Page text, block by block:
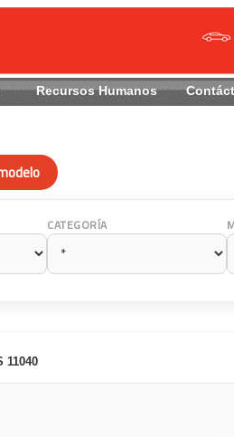
Recursos Humanos
CATEGORÍA
11040